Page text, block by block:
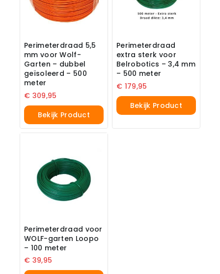
Perimeterdraad 5,5
mm voor Wolf-
Garten – dubbel
geïsoleerd – 500
meter
€ 309,95
Bekijk Product
Perimeterdraad
extra sterk voor
Belrobotics – 3,4 mm
– 500 meter
€ 179,95
Bekijk Product
Perimeterdraad voor
WOLF-garten Loopo
– 100 meter
€ 39,95